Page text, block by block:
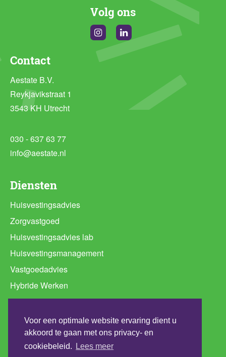
Voor een optimale website ervaring dient u
akkoord te gaan met ons privacy- en
cookiebeleid.
Lees meer
Volg ons
InstagramLinkedin
Diensten
Huisvestingsadvies
Zorgvastgoed
Huisvestingsadvies lab
Huisvestingsmanagement
Vastgoedadvies
Hybride Werken
Ruimtebehoefte analyse
Programma van Eisen huisvesting
Werkplekconcepten
Duurzaamheidsadvies
Contact
Aestate B.V.
Reykjavikstraat 1
3543 KH Utrecht
030 - 637 63 77
info@aestate.nl